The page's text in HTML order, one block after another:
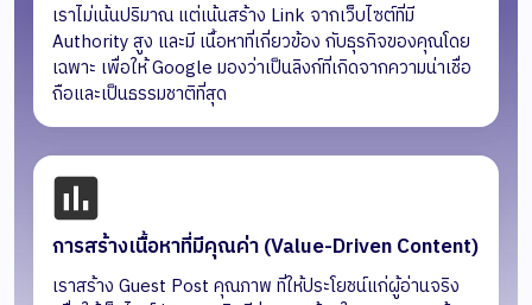
เราไม่เน้นปริมาณ แต่เน้นสร้าง Link จากเว็บไซต์ที่มี
Authority สูง และมี เนื้อหาที่เกี่ยวข้อง กับธุรกิจของคุณโดย
เฉพาะ เพื่อให้ Google มองว่าเป็นลิงก์ที่เกิดจากความน่าเชื่อ
ถือและเป็นธรรมชาติที่สุด
การสร้างเนื้อหาที่มีคุณค่า (Value-Driven Content)
เราสร้าง Guest Post คุณภาพ ที่ให้ประโยชน์แก่ผู้อ่านจริง